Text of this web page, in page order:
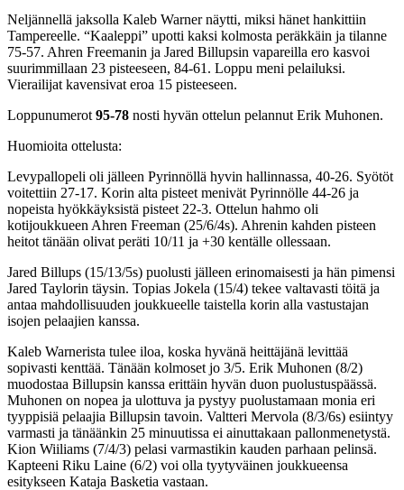
Neljännellä jaksolla Kaleb Warner näytti, miksi hänet hankittiin
Tampereelle. “Kaaleppi” upotti kaksi kolmosta peräkkäin ja tilanne
75-57. Ahren Freemanin ja Jared Billupsin vapareilla ero kasvoi
suurimmillaan 23 pisteeseen, 84-61. Loppu meni pelailuksi.
Vierailijat kavensivat eroa 15 pisteeseen.
Loppunumerot 95-78 nosti hyvän ottelun pelannut Erik Muhonen.
Huomioita ottelusta:
Levypallopeli oli jälleen Pyrinnöllä hyvin hallinnassa, 40-26. Syötöt
voitettiin 27-17. Korin alta pisteet menivät Pyrinnölle 44-26 ja
nopeista hyökkäyksistä pisteet 22-3. Ottelun hahmo oli
kotijoukkueen Ahren Freeman (25/6/4s). Ahrenin kahden pisteen
heitot tänään olivat peräti 10/11 ja +30 kentälle ollessaan.
Jared Billups (15/13/5s) puolusti jälleen erinomaisesti ja hän pimensi
Jared Taylorin täysin. Topias Jokela (15/4) tekee valtavasti töitä ja
antaa mahdollisuuden joukkueelle taistella korin alla vastustajan
isojen pelaajien kanssa.
Kaleb Warnerista tulee iloa, koska hyvänä heittäjänä levittää
sopivasti kenttää. Tänään kolmoset jo 3/5. Erik Muhonen (8/2)
muodostaa Billupsin kanssa erittäin hyvän duon puolustuspäässä.
Muhonen on nopea ja ulottuva ja pystyy puolustamaan monia eri
tyyppisiä pelaajia Billupsin tavoin. Valtteri Mervola (8/3/6s) esiintyy
varmasti ja tänäänkin 25 minuutissa ei ainuttakaan pallonmenetystä.
Kion Wiiliams (7/4/3) pelasi varmastikin kauden parhaan pelinsä.
Kapteeni Riku Laine (6/2) voi olla tyytyväinen joukkueensa
esitykseen Kataja Basketia vastaan.